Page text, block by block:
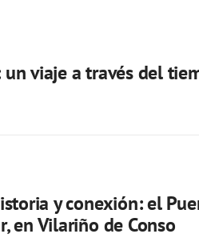
un viaje a través del
y conexión: el
en Vilariño de Conso